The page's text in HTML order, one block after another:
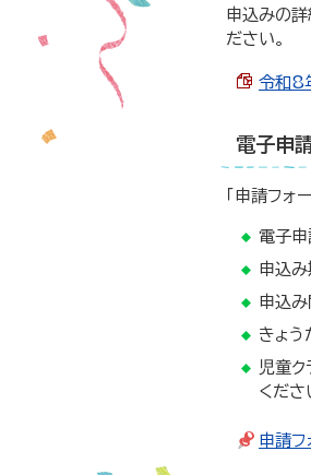
申込みの詳
ださい。
令和8
電子申
「申請フォ
電子申
申込
申込み
きょう
児童
くださ
申請フ